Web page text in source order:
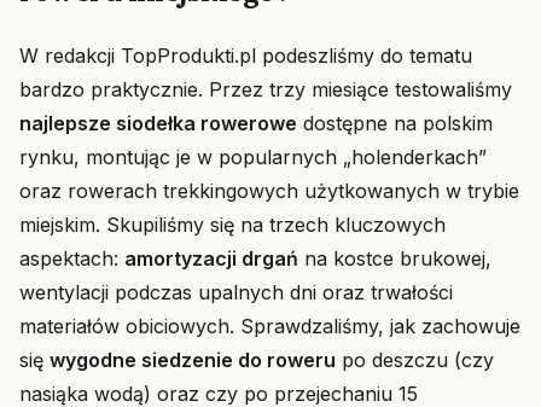
W redakcji TopProdukti.pl podeszliśmy do tematu
bardzo praktycznie. Przez trzy miesiące testowaliśmy
najlepsze siodełka rowerowe dostępne na polskim
rynku, montując je w popularnych „holenderkach”
oraz rowerach trekkingowych użytkowanych w trybie
miejskim. Skupiliśmy się na trzech kluczowych
aspektach: amortyzacji drgań na kostce brukowej,
wentylacji podczas upalnych dni oraz trwałości
materiałów obiciowych. Sprawdzaliśmy, jak zachowuje
się wygodne siedzenie do roweru po deszczu (czy
nasiąka wodą) oraz czy po przejechaniu 15